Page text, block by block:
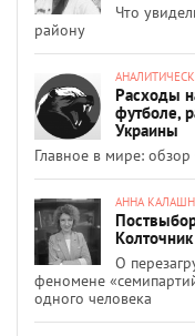
Что
району
Расходы
футболе,
Украины
Главное в мире:
АННА
О
феномене
одного человека